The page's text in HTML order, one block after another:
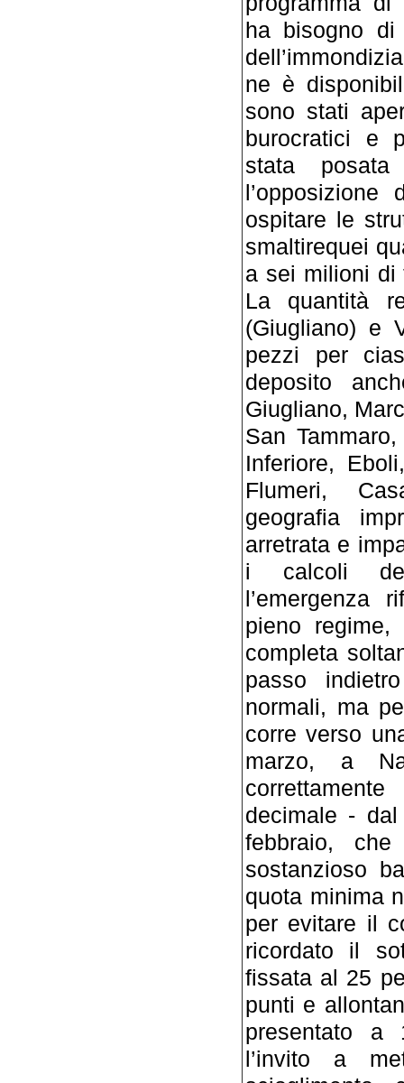
ha bisogno di
ne è
sono stati
burocratici e
stata
ospitare le
smaltirequei
a sei milioni di
La quantità
(Giugliano) e
pezzi per
deposito
Giugliano,
San
Inferiore,
Flumeri,
geografia
arretrata e
i calcoli
l’emergenza
pieno regime,
completa
passo
normali, ma
corre verso
marzo, a
decimale -
febbraio,
sostanzioso
quota minima
per evitare il
ricordato il
fissata al 25
punti e
presentato a
l’invito a